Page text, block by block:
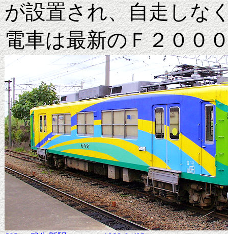
が設置され、自走しな
電車は最新のＦ２００